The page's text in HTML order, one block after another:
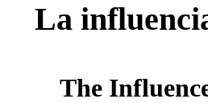
La
The